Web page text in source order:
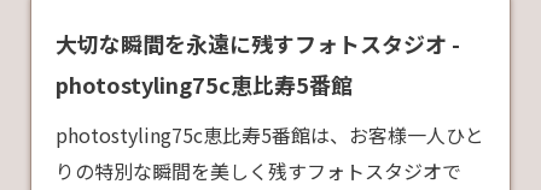
大切な瞬間を永遠に残すフォトスタジオ -
photostyling75c恵比寿5番館
photostyling75c恵比寿5番館は、お客様一人ひと
りの特別な瞬間を美しく残すフォトスタジオで